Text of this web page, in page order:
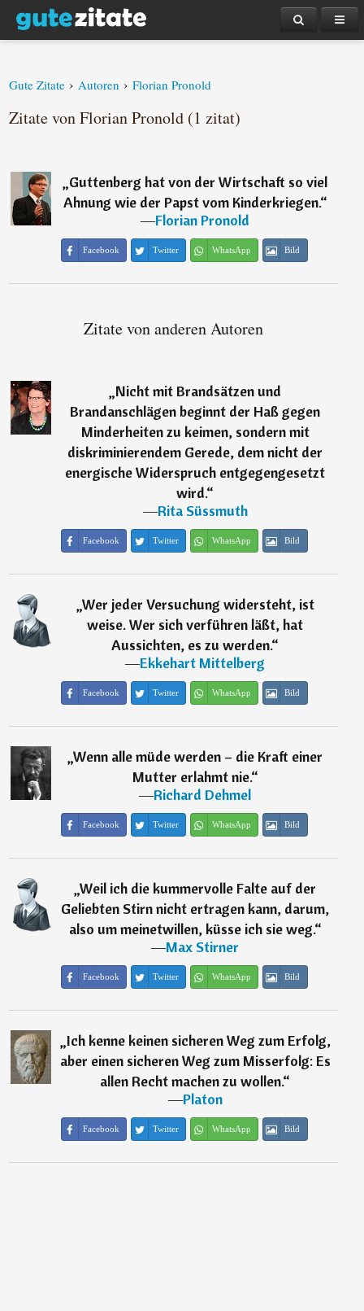
Gute Zitate › Autoren › Florian Pronold
Zitate von Florian Pronold (1 zitat)
„Guttenberg hat von der Wirtschaft so viel
Ahnung wie der Papst vom Kinderkriegen.“
―Florian Pronold
Facebook Twitter WhatsApp Bild
Zitate von anderen Autoren
„Nicht mit Brandsätzen und
Brandanschlägen beginnt der Haß gegen
Minderheiten zu keimen, sondern mit
diskriminierendem Gerede, dem nicht der
energische Widerspruch entgegengesetzt
wird.“
―Rita Süssmuth
Facebook Twitter WhatsApp Bild
„Wer jeder Versuchung widersteht, ist
weise. Wer sich verführen läßt, hat
Aussichten, es zu werden.“
―Ekkehart Mittelberg
Facebook Twitter WhatsApp Bild
„Wenn alle müde werden – die Kraft einer
Mutter erlahmt nie.“
―Richard Dehmel
Facebook Twitter WhatsApp Bild
„Weil ich die kummervolle Falte auf der
Geliebten Stirn nicht ertragen kann, darum,
also um meinetwillen, küsse ich sie weg.“
―Max Stirner
Facebook Twitter WhatsApp Bild
„Ich kenne keinen sicheren Weg zum Erfolg,
aber einen sicheren Weg zum Misserfolg: Es
allen Recht machen zu wollen.“
―Platon
Facebook Twitter WhatsApp Bild